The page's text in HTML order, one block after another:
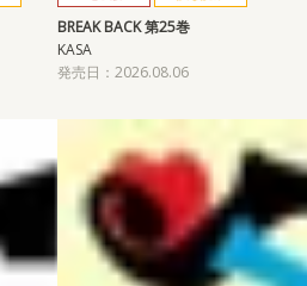
BREAK BACK 第25巻
KASA
発売日：2026.08.06